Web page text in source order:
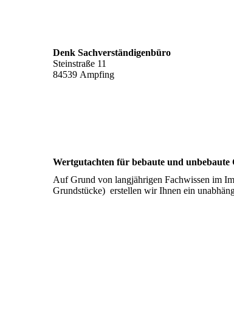
Denk Sachver­ständigen­büro
Steinstraße 11
84539 Ampfing
Wertgutachten für bebaute und unbebaute
Auf Grund von langjährigen Fachwissen im
Grundstücke) erstellen wir Ihnen ein